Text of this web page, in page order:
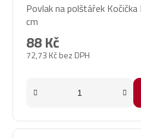
Povlak na polštářek
cm
72,73 Kč bez DPH
88 Kč